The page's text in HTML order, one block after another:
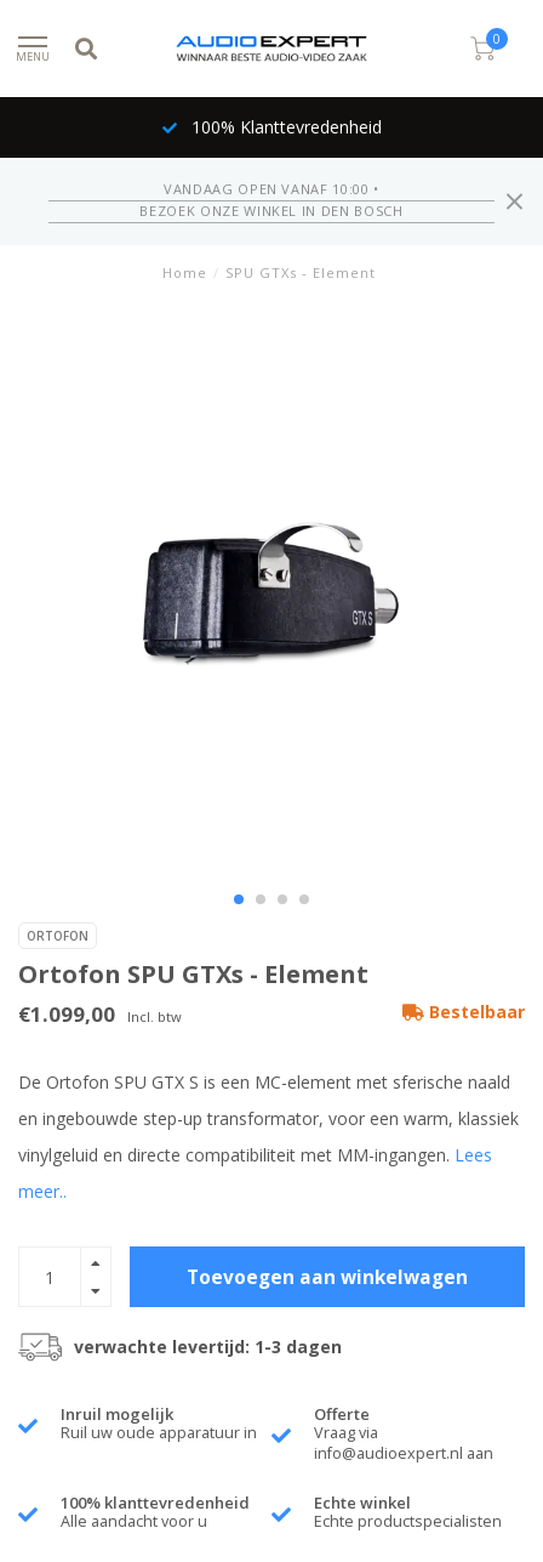
MENU
0
100% Klanttevredenheid
VANDAAG OPEN VANAF 10:00 •
BEZOEK ONZE WINKEL IN DEN BOSCH
Home / SPU GTXs - Element
ORTOFON
Ortofon SPU GTXs - Element
€1.099,00 Incl. btw Bestelbaar
De Ortofon SPU GTX S is een MC-element met sferische naald
en ingebouwde step-up transformator, voor een warm, klassiek
vinylgeluid en directe compatibiliteit met MM-ingangen. Lees
meer..
Toevoegen aan winkelwagen
verwachte levertijd: 1-3 dagen
Inruil mogelijk
Ruil uw oude apparatuur in
Offerte
Vraag via
info@audioexpert.nl aan
100% klanttevredenheid
Alle aandacht voor u
Echte winkel
Echte productspecialisten